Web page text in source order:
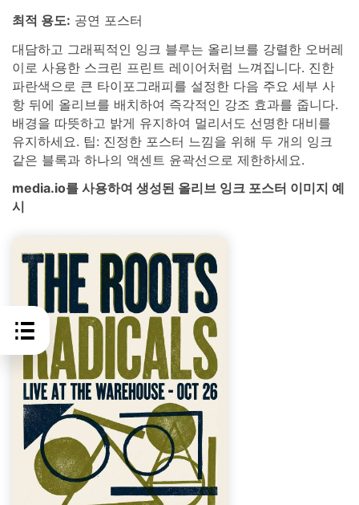
최적 용도: 공연 포스터
대담하고 그래픽적인 잉크 블루는 올리브를 강렬한 오버레
이로 사용한 스크린 프린트 레이어처럼 느껴집니다. 진한
파란색으로 큰 타이포그래피를 설정한 다음 주요 세부 사
항 뒤에 올리브를 배치하여 즉각적인 강조 효과를 줍니다.
배경을 따뜻하고 밝게 유지하여 멀리서도 선명한 대비를
유지하세요. 팁: 진정한 포스터 느낌을 위해 두 개의 잉크
같은 블록과 하나의 액센트 윤곽선으로 제한하세요.
media.io를 사용하여 생성된 올리브 잉크 포스터 이미지 예
시